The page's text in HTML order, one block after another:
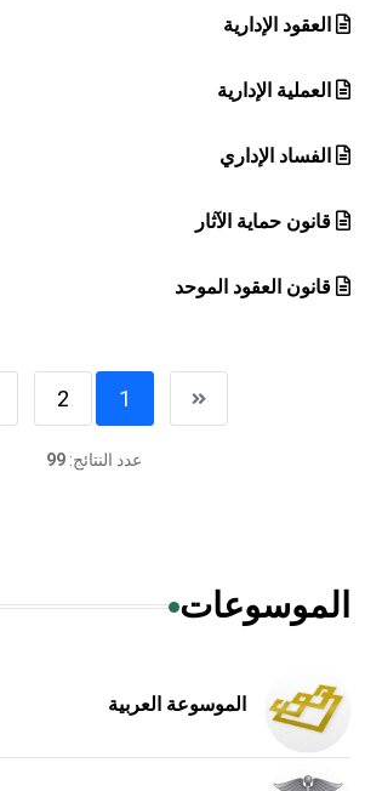
العقود الإدارية
العملية الإدارية
الفساد الإداري
قانون حماية الآثار
قانون العقود الموحد
1
2
عدد النتائج:99
الموسوعات
الموسوعة العربية